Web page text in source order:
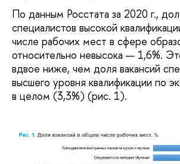
По данным Росстата за 2020 г.,
специалистов высокой
числе рабочих мест в сфере
относительно невысока — 1,6%.
вдвое ниже, чем доля вакансий
высшего уровня квалификации по
в целом (3,3%) (рис. 1).